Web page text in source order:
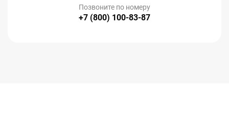
Позвоните по номеру
+7 (800) 100-83-87